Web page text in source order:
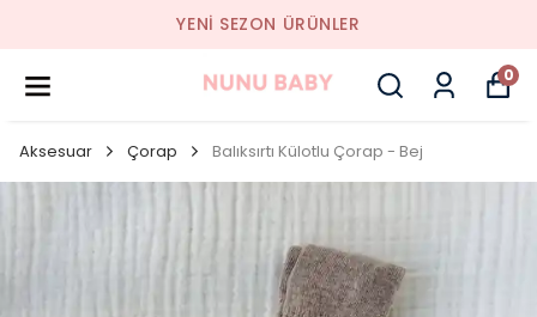
YENI SEZON ÜRÜNLER
0
Aksesuar Çorap Balıksırtı Külotlu Çorap - Bej